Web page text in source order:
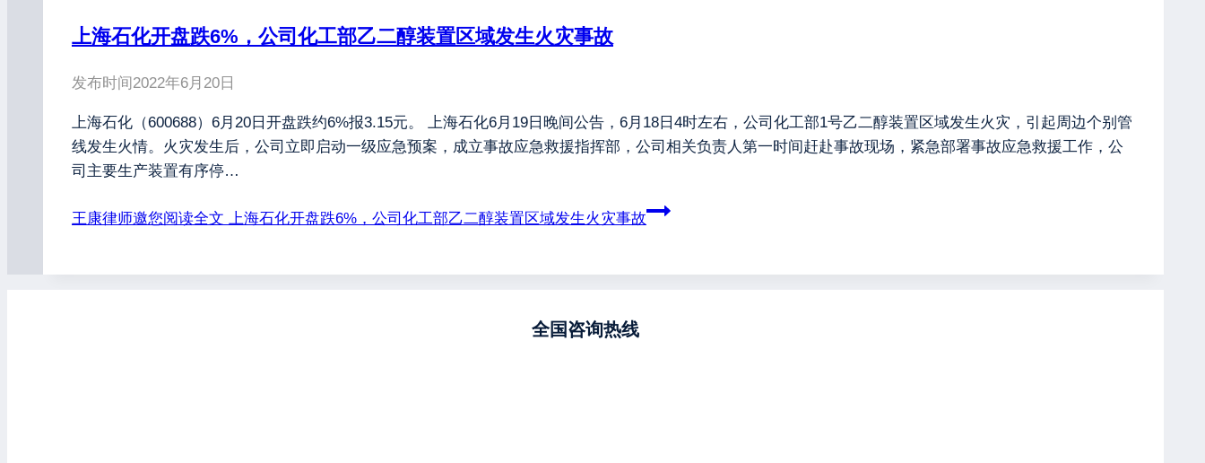
上海石化开盘跌6%，公司化工部乙二醇装置区域发生火灾事故
发布时间 2022年6月20日
上海石化（600688）6月20日开盘跌约6%报3.15元。 上海石化6月19日晚间公告，6月18日4时左右，公司化工部1号乙二醇装置区域发生火灾，引起周边个别管
线发生火情。火灾发生后，公司立即启动一级应急预案，成立事故应急救援指挥部，公司相关负责人第一时间赶赴事故现场，紧急部署事故应急救援工作，公
司主要生产装置有序停…
王康律师邀您阅读全文 上海石化开盘跌6%，公司化工部乙二醇装置区域发生火灾事故
全国咨询热线